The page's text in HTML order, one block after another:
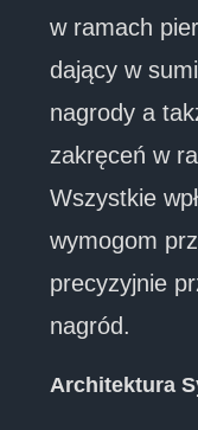
w ramach
dający w
nagrody a
zakręceń w
Wszystkie
wymogom
precyzyjnie
nagród.
Architektura